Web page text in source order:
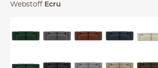
Webstoff Ecru